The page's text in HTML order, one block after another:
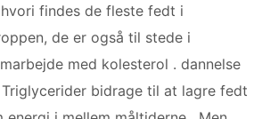
findes de fleste fedt i
de er også til stede i
med kolesterol . dannelse
bidrage til at lagre fedt